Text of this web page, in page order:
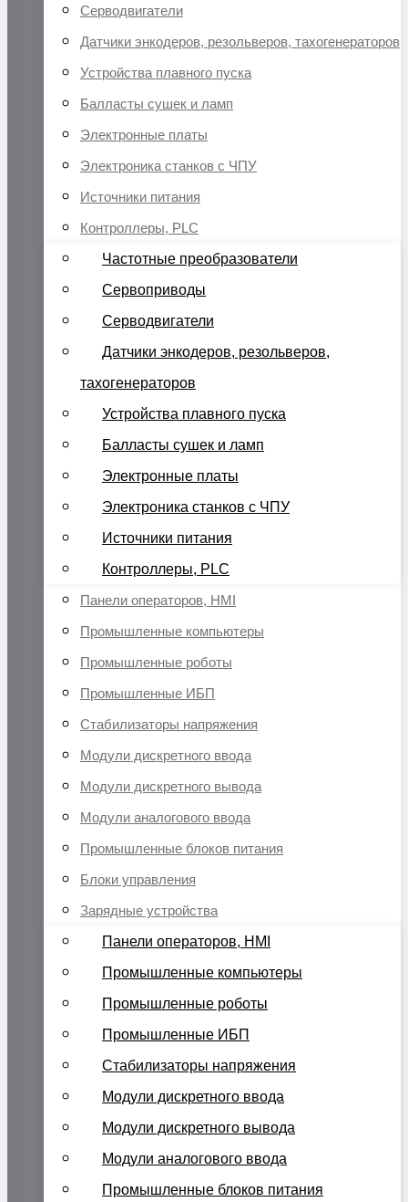
Серводвигатели
Датчики энкодеров, резольверов, тахогенераторов
Устройства плавного пуска
Балласты сушек и ламп
Электронные платы
Электроника станков с ЧПУ
Источники питания
Контроллеры, PLC
Частотные преобразователи
Сервоприводы
Серводвигатели
Датчики энкодеров, резольверов,
тахогенераторов
Устройства плавного пуска
Балласты сушек и ламп
Электронные платы
Электроника станков с ЧПУ
Источники питания
Контроллеры, PLC
Панели операторов, HMI
Промышленные компьютеры
Промышленные роботы
Промышленные ИБП
Стабилизаторы напряжения
Модули дискретного ввода
Модули дискретного вывода
Модули аналогового ввода
Промышленные блоков питания
Блоки управления
Зарядные устройства
Панели операторов, HMI
Промышленные компьютеры
Промышленные роботы
Промышленные ИБП
Стабилизаторы напряжения
Модули дискретного ввода
Модули дискретного вывода
Модули аналогового ввода
Промышленные блоков питания